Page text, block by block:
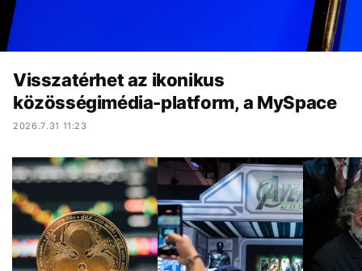
Visszatérhet az ikonikus
közösségimédia-platform, a MySpace
2026.7.31 11:23